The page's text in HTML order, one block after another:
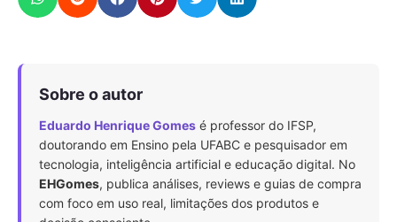
Sobre o autor
Eduardo Henrique Gomes é professor do IFSP,
doutorando em Ensino pela UFABC e pesquisador em
tecnologia, inteligência artificial e educação digital. No
EHGomes, publica análises, reviews e guias de compra
com foco em uso real, limitações dos produtos e